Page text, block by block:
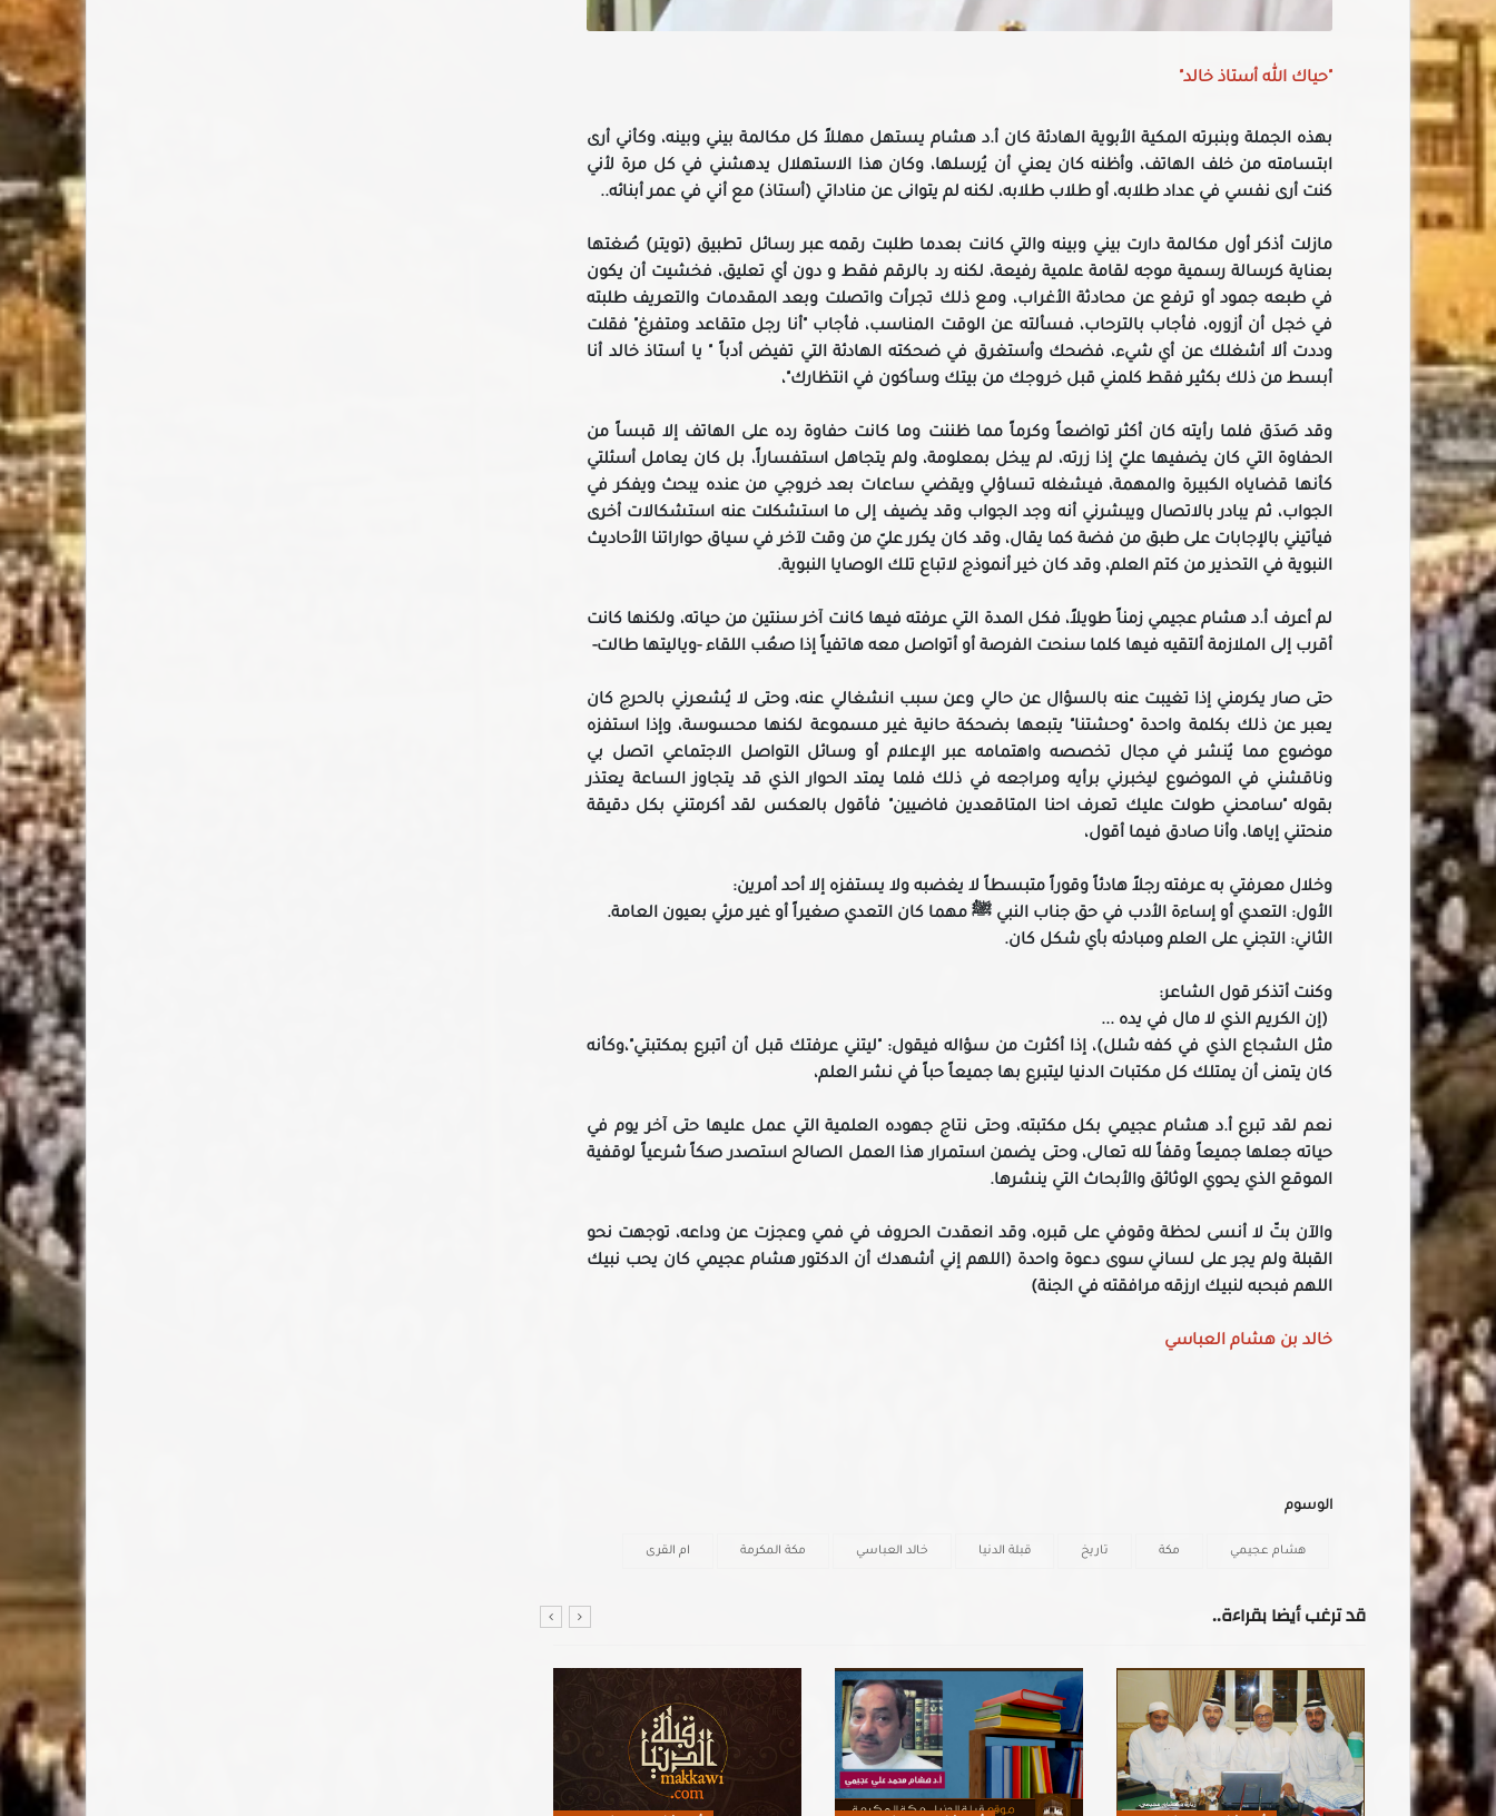
"حياك الله أستاذ خالد"
بهذه الجملة وبنبرته المكية الأبوية الهادئة كان أ.د هشام يستهل مهللاً كل مكالمة بيني وبينه، وكأني أرى
ابتسامته من خلف الهاتف، وأظنه كان يعني أن يُرسلها، وكان هذا الاستهلال يدهشني في كل مرة لأني
كنت أرى نفسي في عداد طلابه، أو طلاب طلابه، لكنه لم يتوانى عن مناداتي (أستاذ) مع أني في عمر أبنائه..
مازلت أذكر أول مكالمة دارت بيني وبينه والتي كانت بعدما طلبت رقمه عبر رسائل تطبيق (تويتر) صُغتها
بعناية كرسالة رسمية موجه لقامة علمية رفيعة، لكنه رد بالرقم فقط و دون أي تعليق، فخشيت أن يكون
في طبعه جمود أو ترفع عن محادثة الأغراب، ومع ذلك تجرأت واتصلت وبعد المقدمات والتعريف طلبته
في خجل أن أزوره، فأجاب بالترحاب، فسألته عن الوقت المناسب، فأجاب "أنا رجل متقاعد ومتفرغ" فقلت
وددت ألا أشغلك عن أي شيء، فضحك وأستغرق في ضحكته الهادئة التي تفيض أدباً " يا أستاذ خالد أنا
أبسط من ذلك بكثير فقط كلمني قبل خروجك من بيتك وسأكون في انتظارك"،
وقد صَدَق فلما رأيته كان أكثر تواضعاً وكرماً مما ظننت وما كانت حفاوة رده على الهاتف إلا قبساً من
الحفاوة التي كان يضفيها عليّ إذا زرته، لم يبخل بمعلومة، ولم يتجاهل استفساراً، بل كان يعامل أسئلتي
كأنها قضاياه الكبيرة والمهمة، فيشغله تساؤلي ويقضي ساعات بعد خروجي من عنده يبحث ويفكر في
الجواب، ثم يبادر بالاتصال ويبشرني أنه وجد الجواب وقد يضيف إلى ما استشكلت عنه استشكالات أخرى
فيأتيني بالإجابات على طبق من فضة كما يقال، وقد كان يكرر عليّ من وقت لآخر في سياق حواراتنا الأحاديث
النبوية في التحذير من كتم العلم، وقد كان خير أنموذج لاتباع تلك الوصايا النبوية.
لم أعرف أ.د هشام عجيمي زمناً طويلاً، فكل المدة التي عرفته فيها كانت آخر سنتين من حياته، ولكنها كانت
أقرب إلى الملازمة ألتقيه فيها كلما سنحت الفرصة أو أتواصل معه هاتفياً إذا صعُب اللقاء -وياليتها طالت-
حتى صار يكرمني إذا تغيبت عنه بالسؤال عن حالي وعن سبب انشغالي عنه، وحتى لا يُشعرني بالحرج كان
يعبر عن ذلك بكلمة واحدة "وحشتنا" يتبعها بضحكة حانية غير مسموعة لكنها محسوسة، وإذا استفزه
موضوع مما يُنشر في مجال تخصصه واهتمامه عبر الإعلام أو وسائل التواصل الاجتماعي اتصل بي
وناقشني في الموضوع ليخبرني برأيه ومراجعه في ذلك فلما يمتد الحوار الذي قد يتجاوز الساعة يعتذر
بقوله "سامحني طولت عليك تعرف احنا المتاقعدين فاضيين" فأقول بالعكس لقد أكرمتني بكل دقيقة
منحتني إياها، وأنا صادق فيما أقول،
وخلال معرفتي به عرفته رجلاً هادئاً وقوراً متبسطاً لا يغضبه ولا يستفزه إلا أحد أمرين:
الأول: التعدي أو إساءة الأدب في حق جناب النبي ﷺ مهما كان التعدي صغيراً أو غير مرئي بعيون العامة.
الثاني: التجني على العلم ومبادئه بأي شكل كان.
وكنت أتذكر قول الشاعر:
(إن الكريم الذي لا مال في يده ...
مثل الشجاع الذي في كفه شلل)، إذا أكثرت من سؤاله فيقول: "ليتني عرفتك قبل أن أتبرع بمكتبتي"،وكأنه
كان يتمنى أن يمتلك كل مكتبات الدنيا ليتبرع بها جميعاً حباً في نشر العلم،
نعم لقد تبرع أ.د هشام عجيمي بكل مكتبته، وحتى نتاج جهوده العلمية التي عمل عليها حتى آخر يوم في
حياته جعلها جميعاً وقفاً لله تعالى، وحتى يضمن استمرار هذا العمل الصالح استصدر صكاً شرعياً لوقفية
الموقع الذي يحوي الوثائق والأبحاث التي ينشرها.
والآن بتّ لا أنسى لحظة وقوفي على قبره، وقد انعقدت الحروف في فمي وعجزت عن وداعه، توجهت نحو
القبلة ولم يجر على لساني سوى دعوة واحدة (اللهم إني أشهدك أن الدكتور هشام عجيمي كان يحب نبيك
اللهم فبحبه لنبيك ارزقه مرافقته في الجنة)
خالد بن هشام العباسي
الوسوم
هشام عجيمي مكة تاريخ قبلة الدنيا خالد العباسي مكة المكرمة ام القرى
قد ترغب أيضا بقراءة..